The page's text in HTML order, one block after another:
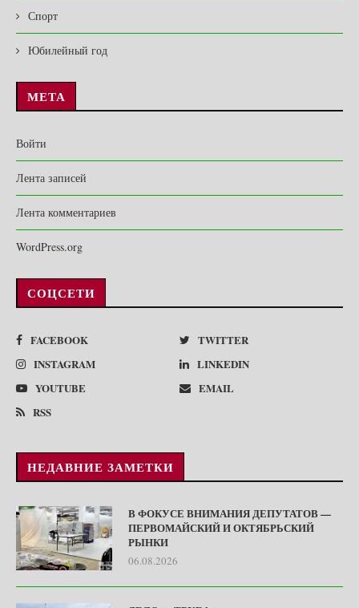
Спорт
Юбилейный год
МЕТА
Войти
Лента записей
Лента комментариев
WordPress.org
СОЦСЕТИ
FACEBOOK
TWITTER
INSTAGRAM
LINKEDIN
YOUTUBE
EMAIL
RSS
НЕДАВНИЕ ЗАМЕТКИ
В ФОКУСЕ ВНИМАНИЯ ДЕПУТАТОВ —
ПЕРВОМАЙСКИЙ И ОКТЯБРЬСКИЙ
РЫНКИ
06.08.2026